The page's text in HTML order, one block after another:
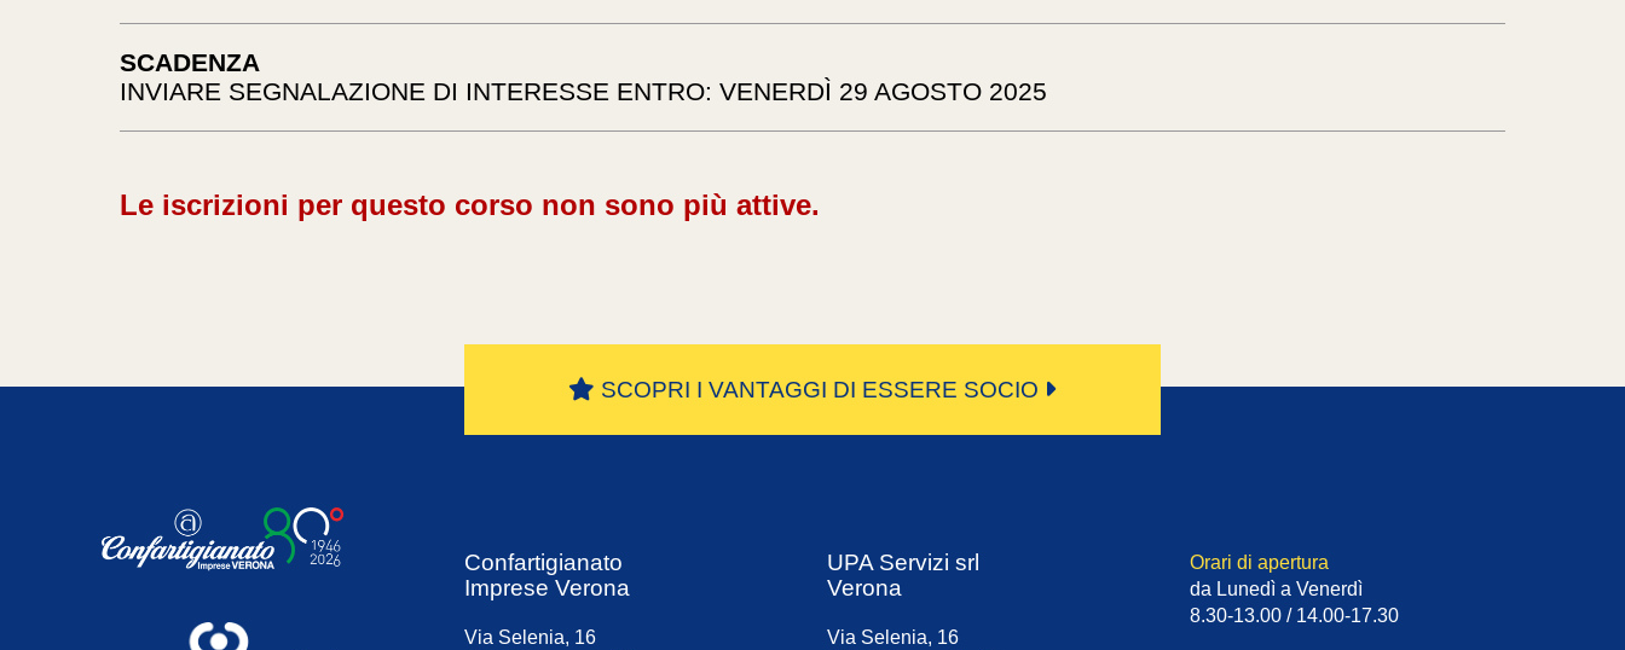
SCADENZA
INVIARE SEGNALAZIONE DI INTERESSE ENTRO: VENERDÌ 29 AGOSTO 2025
Le iscrizioni per questo corso non sono più attive.
SCOPRI I VANTAGGI DI ESSERE SOCIO
Confartigianato
Imprese Verona
Via Selenia, 16
UPA Servizi srl
Verona
Via Selenia, 16
Orari di apertura
da Lunedì a Venerdì
8.30-13.00 / 14.00-17.30